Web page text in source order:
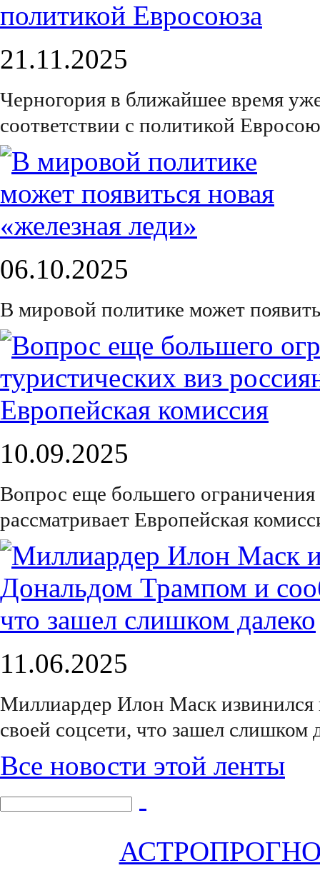
21.11.2025
Черногория в ближайшее время
соответствии с политикой
06.10.2025
В мировой политике может
10.09.2025
Вопрос еще большего
рассматривает Европейская
11.06.2025
Миллиардер Илон Маск
своей соцсети, что зашел слишком
Все новости этой ленты